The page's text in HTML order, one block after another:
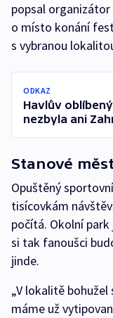
popsal
o místo konání
s vybranou
ODKAZ
Havlův
nezbyla ani
Stanové
Opuštěný
tisícovkám
počítá. Okolní
si tak fanoušci
jinde.
„V lokalitě
máme už